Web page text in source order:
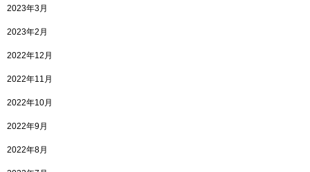
2023年3月
2023年2月
2022年12月
2022年11月
2022年10月
2022年9月
2022年8月